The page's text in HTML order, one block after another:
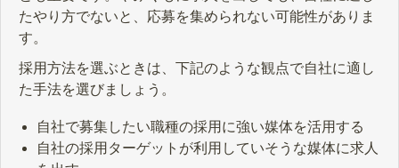
たやり方でないと、応募を集められない可能性がありま
す。
採用方法を選ぶときは、下記のような観点で自社に適し
た手法を選びましょう。
自社で募集したい職種の採用に強い媒体を活用する
自社の採用ターゲットが利用していそうな媒体に求人